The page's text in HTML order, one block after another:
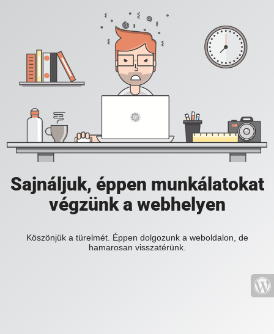
Sajnáljuk, éppen munkálatokat
végzünk a webhelyen
Köszönjük a türelmét. Éppen dolgozunk a weboldalon, de
hamarosan visszatérünk.